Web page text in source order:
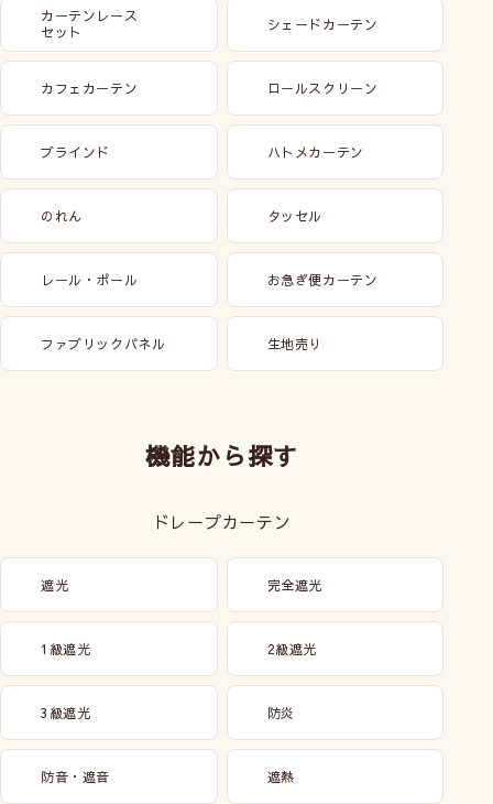
カーテンレース
セット
シェードカーテン
カフェカーテン ロールスクリーン
ブラインド ハトメカーテン
のれん タッセル
レール・ポール お急ぎ便カーテン
ファブリックパネル 生地売り
機能から探す
ドレープカーテン
遮光 完全遮光
1級遮光 2級遮光
3級遮光 防炎
防音・遮音 遮熱